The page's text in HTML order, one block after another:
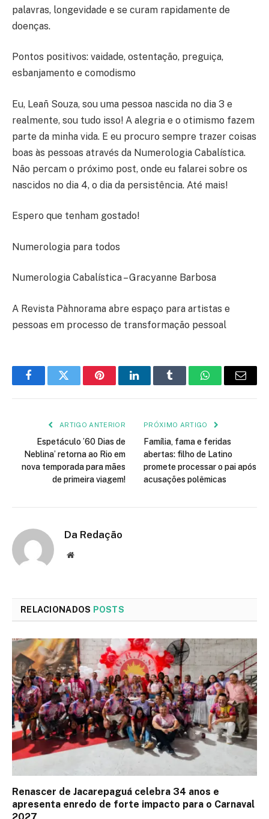
palavras, longevidade e se curam rapidamente de
doenças.
Pontos positivos: vaidade, ostentação, preguiça,
esbanjamento e comodismo
Eu, Leañ Souza, sou uma pessoa nascida no dia 3 e
realmente, sou tudo isso! A alegria e o otimismo fazem
parte da minha vida. E eu procuro sempre trazer coisas
boas às pessoas através da Numerologia Cabalística.
Não percam o próximo post, onde eu falarei sobre os
nascidos no dia 4, o dia da persistência. Até mais!
Espero que tenham gostado!
Numerologia para todos
Numerologia Cabalística – Gracyanne Barbosa
A Revista Pàhnorama abre espaço para artistas e
pessoas em processo de transformação pessoal
FacebookTwitter PinterestLinkedInTumblr WhatsApp
E-
ARTIGO ANTERIOR
Espetáculo ’60 Dias de
Neblina’ retorna ao Rio em
nova temporada para mães
de primeira viagem!
PRÓXIMO ARTIGO
Família, fama e feridas
abertas: filho de Latino
promete processar o pai após
acusações polêmicas
Da Redação
Site
RELACIONADOS POSTS
Renascer de Jacarepaguá celebra 34 anos e
apresenta enredo de forte impacto para o Carnaval